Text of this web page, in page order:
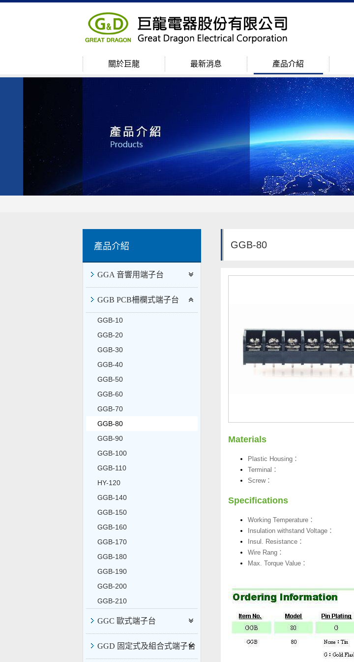
關於巨龍 最新消息 產品介紹
GGA 音響用端子台
GGB PCB柵欄式端子台
GGB-10
GGB-20
GGB-30
GGB-40
GGB-50
GGB-60
GGB-70
GGB-80
GGB-90
GGB-100
GGB-110
HY-120
GGB-140
GGB-150
GGB-160
GGB-170
GGB-180
GGB-190
GGB-200
GGB-210
GGC 歐式端子台
GGD 固定式及組合式端子台
GGB-80
Materials
Plastic Housing：
Terminal：
Screw：
Specifications
Working Temperature：
Insulation withstand Voltage：
Insul. Resistance：
Wire Rang：
Max. Torque Value：